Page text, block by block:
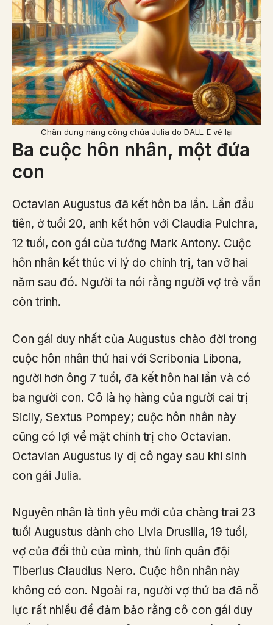
Chân dung nàng công chúa Julia do DALL-E vẽ lại
Ba cuộc hôn nhân, một đứa
con
Octavian Augustus đã kết hôn ba lần. Lần đầu
tiên, ở tuổi 20, anh kết hôn với Claudia Pulchra,
12 tuổi, con gái của tướng Mark Antony. Cuộc
hôn nhân kết thúc vì lý do chính trị, tan vỡ hai
năm sau đó. Người ta nói rằng người vợ trẻ vẫn
còn trinh.
Con gái duy nhất của Augustus chào đời trong
cuộc hôn nhân thứ hai với Scribonia Libona,
người hơn ông 7 tuổi, đã kết hôn hai lần và có
ba người con. Cô là họ hàng của người cai trị
Sicily, Sextus Pompey; cuộc hôn nhân này
cũng có lợi về mặt chính trị cho Octavian.
Octavian Augustus ly dị cô ngay sau khi sinh
con gái Julia.
Nguyên nhân là tình yêu mới của chàng trai 23
tuổi Augustus dành cho Livia Drusilla, 19 tuổi,
vợ của đối thủ của mình, thủ lĩnh quân đội
Tiberius Claudius Nero. Cuộc hôn nhân này
không có con. Ngoài ra, người vợ thứ ba đã nỗ
lực rất nhiều để đảm bảo rằng cô con gái duy